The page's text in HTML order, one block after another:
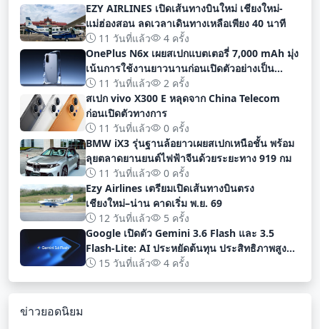
EZY AIRLINES เปิดเส้นทางบินใหม่ เชียงใหม่-
แม่ฮ่องสอน ลดเวลาเดินทางเหลือเพียง 40 นาที
11 วันที่แล้ว
4 ครั้ง
OnePlus N6x เผยสเปกแบตเตอรี่ 7,000 mAh มุ่ง
เน้นการใช้งานยาวนานก่อนเปิดตัวอย่างเป็น
ทางการ
11 วันที่แล้ว
2 ครั้ง
สเปก vivo X300 E หลุดจาก China Telecom
ก่อนเปิดตัวทางการ
11 วันที่แล้ว
0 ครั้ง
BMW iX3 รุ่นฐานล้อยาวเผยสเปกเหนือชั้น พร้อม
ลุยตลาดยานยนต์ไฟฟ้าจีนด้วยระยะทาง 919 กม
11 วันที่แล้ว
0 ครั้ง
Ezy Airlines เตรียมเปิดเส้นทางบินตรง
เชียงใหม่–น่าน คาดเริ่ม พ.ย. 69
12 วันที่แล้ว
5 ครั้ง
Google เปิดตัว Gemini 3.6 Flash และ 3.5
Flash-Lite: AI ประหยัดต้นทุน ประสิทธิภาพสูง
สำหรับนักพัฒนา
15 วันที่แล้ว 4 ครั้ง
ข่าวยอดนิยม